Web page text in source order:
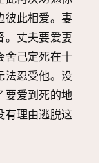
彼此相爱。妻
。丈夫要爱妻
舍己定死在十
法忍受他。没
要爱到死的地
有理由逃脱这